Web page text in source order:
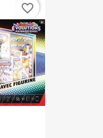
favorite_border